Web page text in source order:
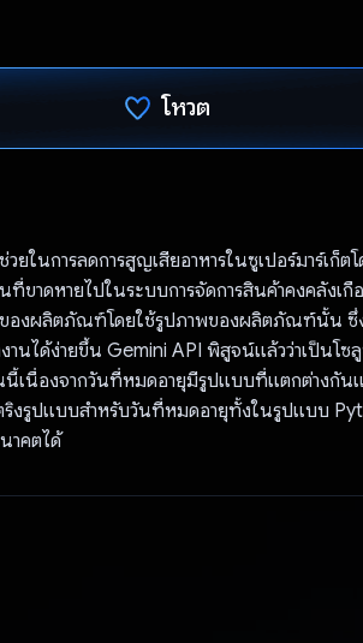
โหวต
ในการลดการสูญเสียอาหารในซูเปอร์มาร์เก็
าดหายไปในระบบการจัดการสินค้าคงคลังเกื
องผลิตภัณฑ์โดยใช้รูปภาพของผลิตภัณฑ์นั้น ซึ่
านได้ง่ายขึ้น Gemini API พิสูจน์แล้วว่าเป็นโซ
นี้เนื่องจากวันที่หมดอายุมีรูปแบบที่แตกต่างกั
งรูปแบบสำหรับวันที่หมดอายุทั้งในรูปแบบ
าคตได้